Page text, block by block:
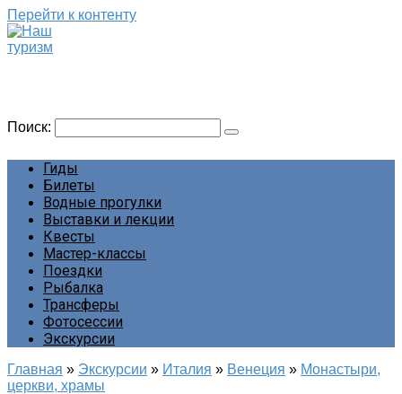
Перейти к контенту
Поиск:
Гиды
Билеты
Водные прогулки
Выставки и лекции
Квесты
Мастер-классы
Поездки
Рыбалка
Трансферы
Фотосессии
Экскурсии
Главная » Экскурсии » Италия » Венеция » Монастыри,
церкви, храмы